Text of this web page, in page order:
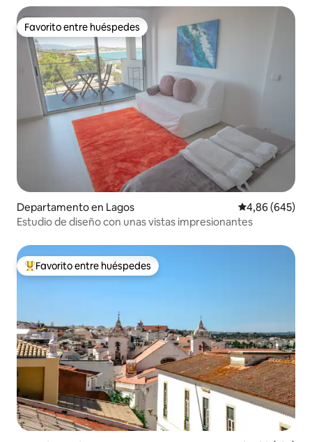
Favorito entre huéspedes
Favorito entre huéspedes
Departamento en Lagos Calificación
4,86 (645)
Estudio de diseño con unas vistas impresionantes
Favorito entre los huéspedes más destacados
Favorito entre huéspedes